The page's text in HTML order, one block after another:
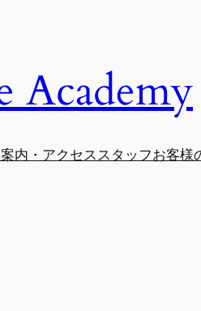
Academy
内・アクセススタッフお客様